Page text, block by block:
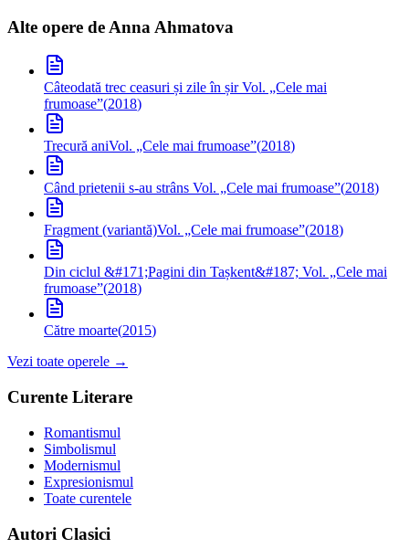
Alte opere de Anna Ahmatova
Câteodată trec ceasuri și zile în șirVol. „Cele mai
frumoase”(2018)
Trecură aniVol. „Cele mai frumoase”(2018)
Când prietenii s-au strâns Vol. „Cele mai frumoase”(2018)
Fragment (variantă)Vol. „Cele mai frumoase”(2018)
Din ciclul &#171;Pagini din Tașkent&#187; Vol. „Cele mai
frumoase”(2018)
Către moarte(2015)
Vezi toate operele →
Curente Literare
Romantismul
Simbolismul
Modernismul
Expresionismul
Toate curentele
Autori Clasici